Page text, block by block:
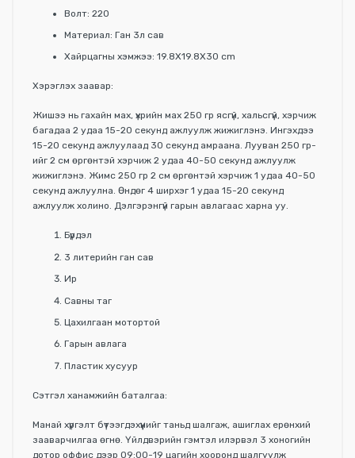
Волт: 220
Материал: Ган 3л сав
Хайрцагны хэмжээ: 19.8X19.8X30 cm
Хэрэглэх заавар:
Жишээ нь гахайн мах, үхрийн мах 250 гр ясгүй, хальсгүй, хэрчиж
багадаа 2 удаа 15-20 секунд ажлуулж жижиглэнэ. Ингэхдээ
15-20 секунд ажлуулаад 30 секунд амраана. Лууван 250 гр-
ийг 2 см өргөнтэй хэрчиж 2 удаа 40-50 секунд ажлуулж
жижиглэнэ. Жимс 250 гр 2 см өргөнтэй хэрчиж 1 удаа 40-50
секунд ажлуулна. Өндөг 4 ширхэг 1 удаа 15-20 секунд
ажлуулж холино. Дэлгэрэнгүй гарын авлагаас харна уу.
Бүрдэл
3 литерийн ган сав
Ир
Савны таг
Цахилгаан мотортой
Гарын авлага
Пластик хусуур
Сэтгэл ханамжийн баталгаа:
Манай хүргэлт бүтээгдэхүүнийг таньд шалгаж, ашиглах ерөнхий
зааварчилгаа өгнө. Үйлдвэрийн гэмтэл илэрвэл 3 хоногийн
дотор оффис дээр 09:00-19 цагийн хооронд шалгуулж